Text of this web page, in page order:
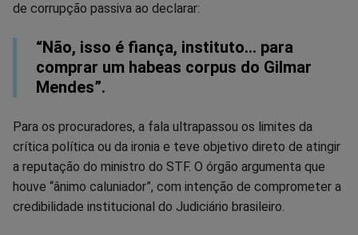
de corrupção passiva ao declarar:
“Não, isso é fiança, instituto… para
comprar um habeas corpus do Gilmar
Mendes”.
Para os procuradores, a fala ultrapassou os limites da
crítica política ou da ironia e teve objetivo direto de atingir
a reputação do ministro do STF. O órgão argumenta que
houve “ânimo caluniador”, com intenção de comprometer a
credibilidade institucional do Judiciário brasileiro.